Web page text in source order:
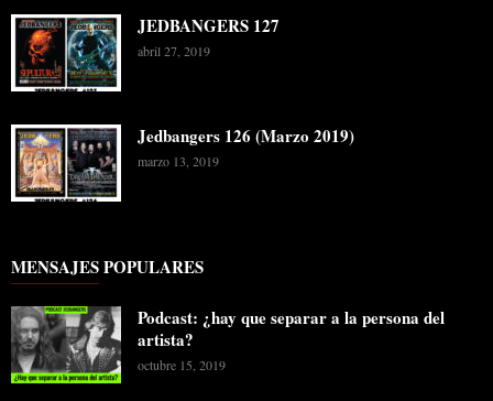
JEDBANGERS 127
abril 27, 2019
Jedbangers 126 (Marzo 2019)
marzo 13, 2019
MENSAJES POPULARES
Podcast: ¿hay que separar a la persona del
artista?
octubre 15, 2019